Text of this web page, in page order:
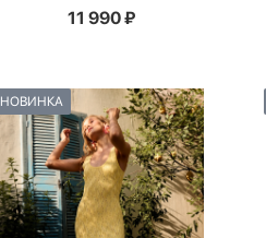
11 990₽
НОВИНКА